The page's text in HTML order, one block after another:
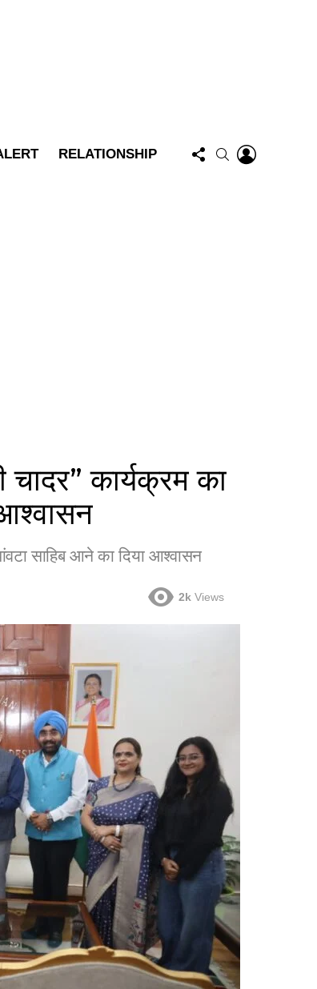
RELATIONSHIP
FOLLOW
US
SEARCH
चादर” कार्यक्रम का
साहिब आने का दिया आश्वासन
2k Views